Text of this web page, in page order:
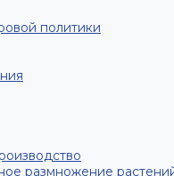
политики
размножение